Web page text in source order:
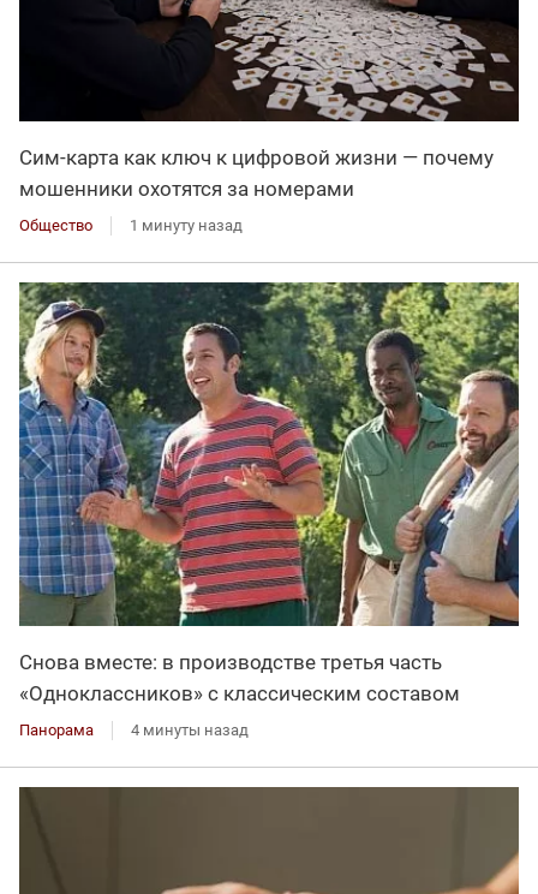
Сим-карта как ключ к цифровой жизни — почему
мошенники охотятся за номерами
Общество 1 минуту назад
Снова вместе: в производстве третья часть
«Одноклассников» с классическим составом
Панорама 4 минуты назад